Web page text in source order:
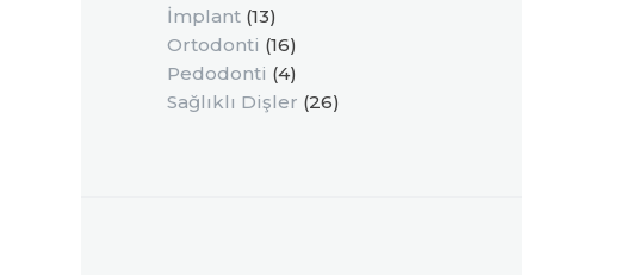
İmplant (13)
Ortodonti (16)
Pedodonti (4)
Sağlıklı Dişler (26)